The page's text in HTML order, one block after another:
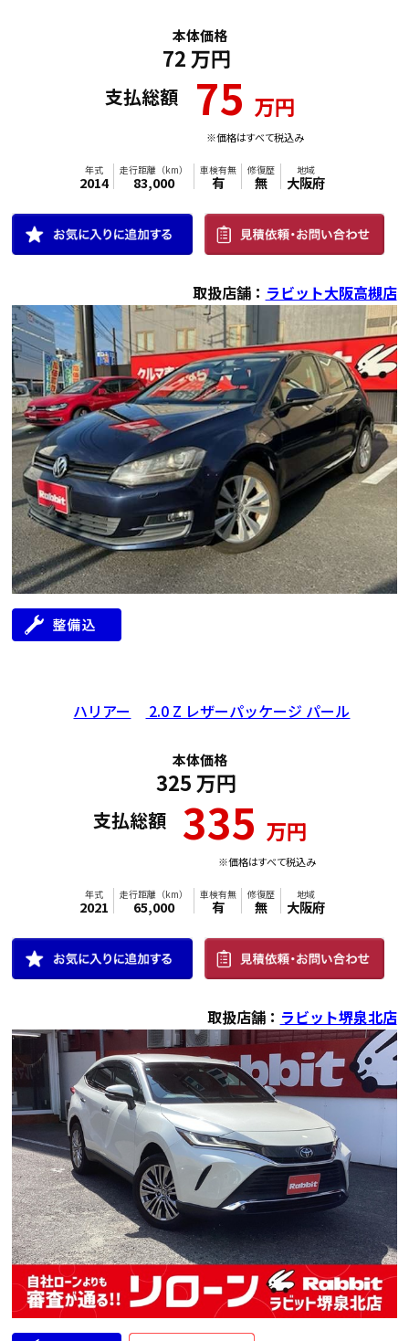
本体価格
72 万円
支払総額 75 万円
※価格はすべて税込み
年式
2014
走行距離（km）
83,000
車検有無
有
修復歴
無
地域
大阪府
取扱店舗： ラビット大阪高槻店
ハリアー 2.0 Z レザーパッケージ パール
本体価格
325 万円
支払総額 335 万円
※価格はすべて税込み
年式
2021
走行距離（km）
65,000
車検有無
有
修復歴
無
地域
大阪府
取扱店舗： ラビット堺泉北店